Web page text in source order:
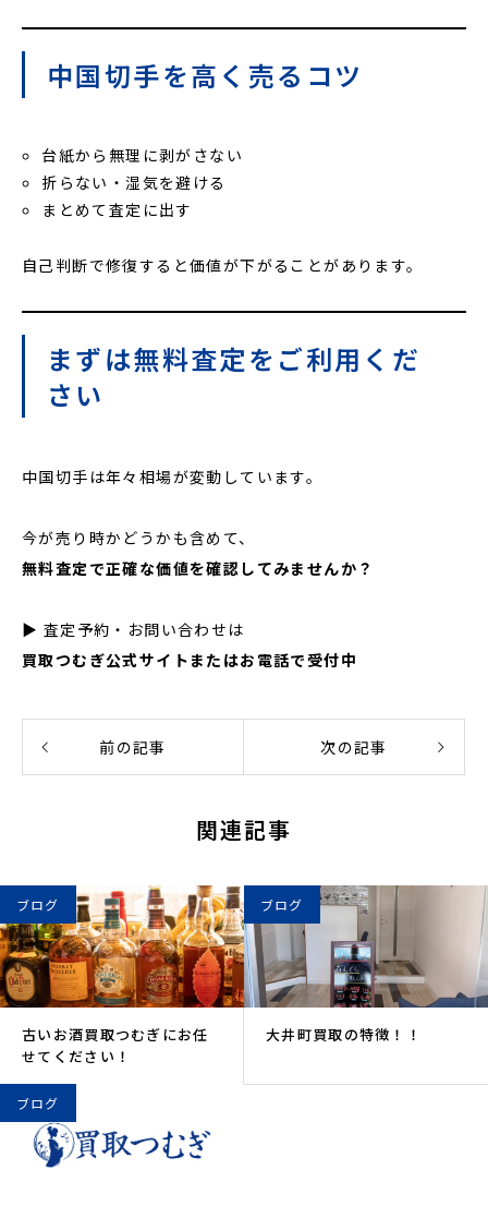
中国切手を高く売るコツ
台紙から無理に剥がさない
折らない・湿気を避ける
まとめて査定に出す
自己判断で修復すると価値が下がることがあります。
まずは無料査定をご利用くだ
さい
中国切手は年々相場が変動しています。
今が売り時かどうかも含めて、
無料査定で正確な価値を確認してみませんか？
▶ 査定予約・お問い合わせは
買取つむぎ公式サイトまたはお電話で受付中
前の記事 次の記事
関連記事
ブログ
古いお酒買取つむぎにお任
せてください！
ブログ
大井町買取の特徴！！
ブログ